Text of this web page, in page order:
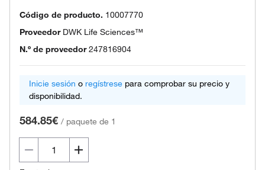
Código de producto. 10007770
Proveedor DWK Life Sciences™
N.º de proveedor 247816904
Inicie sesión o regístrese para comprobar su precio y
disponibilidad.
584.85€ / paquete de 1